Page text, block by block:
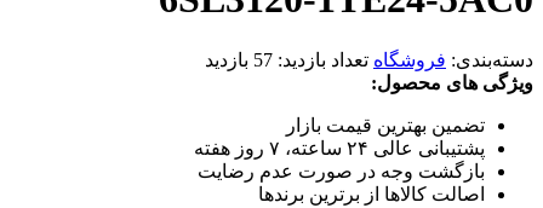
دسته‌بندی: فروشگاه تعداد بازدید: 57 بازدید
ویژگی های محصول:
تضمین بهترین قیمت بازار
پشتیبانی عالی ۲۴ ساعته، ۷ روز هفته
بازگشت وجه در صورت عدم رضایت
اصالت کالاها از برترین برندها